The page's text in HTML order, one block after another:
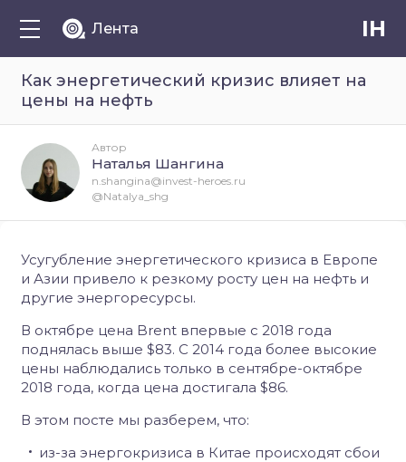
Лента IH
Как энергетический кризис влияет на
цены на нефть
Усугубление энергетического кризиса в Европе
и Азии привело к резкому росту цен на нефть и
другие энергоресурсы.
В октябре цена Brent впервые с 2018 года
поднялась выше $83. C 2014 года более высокие
цены наблюдались только в сентябре-октябре
2018 года, когда цена достигала $86.
В этом посте мы разберем, что:
из-за энергокризиса в Китае происходят сбои
Автор
Наталья Шангина
n.shangina@invest-heroes.ru
@Natalya_shg